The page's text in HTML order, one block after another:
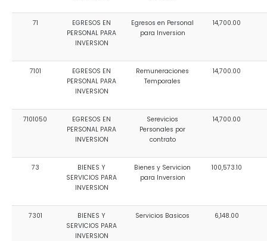
71
EGRESOS EN
PERSONAL PARA
INVERSION
Egresos en Personal
para Inversion
14,700.00
7101
EGRESOS EN
PERSONAL PARA
INVERSION
Remuneraciones
Temporales
14,700.00
7101050
EGRESOS EN
PERSONAL PARA
INVERSION
Serevicios
Personales por
contrato
14,700.00
73
BIENES Y
SERVICIOS PARA
INVERSION
Bienes y Servicion
para Inversion
100,573.10
7301
BIENES Y
SERVICIOS PARA
INVERSION
Servicios Basicos 6,148.00